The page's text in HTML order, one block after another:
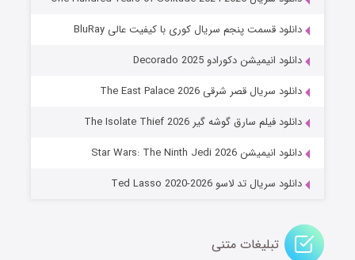
جادوگری در مغولستان
قسمت۱۴ (زیرنویس) منتشر شد
دانلود قسمت پنجم سریال کوری با کیفیت عالی BluRay
دانلود انیمیشن دکورادو Decorado 2025
دانلود سریال قصر شرقی The East Palace 2026
دانلود فیلم سارق گوشه گیر The Isolate Thief 2026
دانلود انیمیشن Star Wars: The Ninth Jedi 2026
دانلود سریال تد لاسو Ted Lasso 2020-2026
تبلیغات متنی